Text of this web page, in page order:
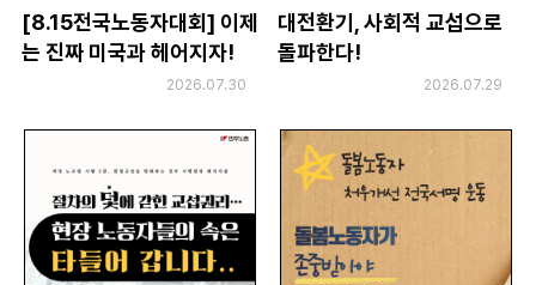
[8.15전국노동자대회] 이제
는 진짜 미국과 헤어지자!
2026.07.30
대전환기, 사회적 교섭으로
돌파한다!
2026.07.29
카드뉴스